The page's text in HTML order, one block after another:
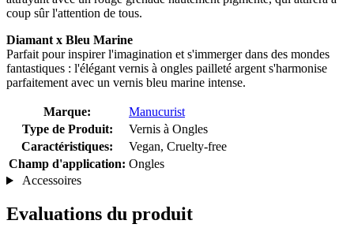
coup sûr l'attention de tous.
Diamant x Bleu Marine
Parfait pour inspirer l'imagination et s'immerger dans des mondes
fantastiques : l'élégant vernis à ongles pailleté argent s'harmonise
parfaitement avec un vernis bleu marine intense.
Marque:
Manucurist
Type de Produit:
Vernis à Ongles
Caractéristiques:
Vegan, Cruelty-free
Champ d'application: Ongles
Accessoires
Evaluations du produit